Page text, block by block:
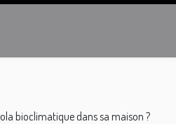
bioclimatique dans sa maison ?